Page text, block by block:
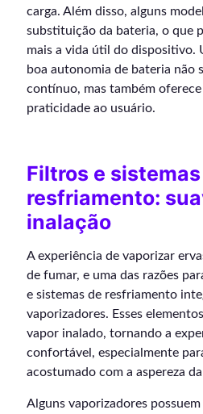
carga. Além disso, alguns
substituição da bateria, o que
mais a vida útil do dispositivo.
boa autonomia de bateria não
contínuo, mas também
praticidade ao usuário.
Filtros e
resfriamento:
inalação
A experiência de vaporizar
de fumar, e uma das razões
e sistemas de resfriamento
vaporizadores. Esses
vapor inalado, tornando a
confortável, especialmente
acostumado com a aspereza
Alguns vaporizadores